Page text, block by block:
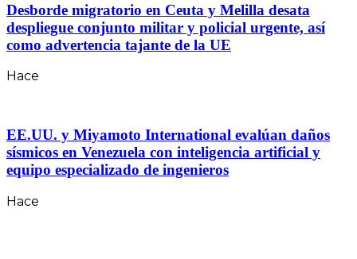
Desborde migratorio en Ceuta y Melilla desata
despliegue conjunto militar y policial urgente, así
como advertencia tajante de la UE
Hace
EE.UU. y Miyamoto International evalúan daños
sísmicos en Venezuela con inteligencia artificial y
equipo especializado de ingenieros
Hace